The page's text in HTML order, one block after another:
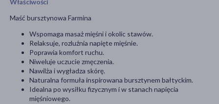
Właściwości
Maść bursztynowa Farmina
Wspomaga masaż mięśni i okolic stawów.
Relaksuje, rozluźnia napięte mięśnie.
Poprawia komfort ruchu.
Niweluje uczucie zmęczenia.
Nawilża i wygładza skórę.
Naturalna formuła inspirowana bursztynem bałtyckim.
Idealna po wysiłku fizycznym i w stanach napięcia
mięśniowego.